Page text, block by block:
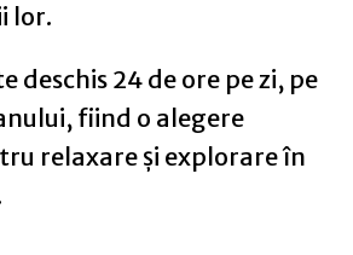
lor.
deschis 24 de ore pe zi, pe
fiind o alegere
relaxare și explorare în